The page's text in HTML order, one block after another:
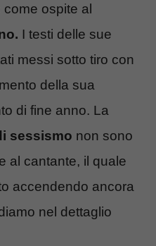
ospite al
I testi delle sue
messi sotto tiro con
della sua
di fine anno. La
sessismo non sono
al cantante, il quale
accendendo ancora
nel dettaglio